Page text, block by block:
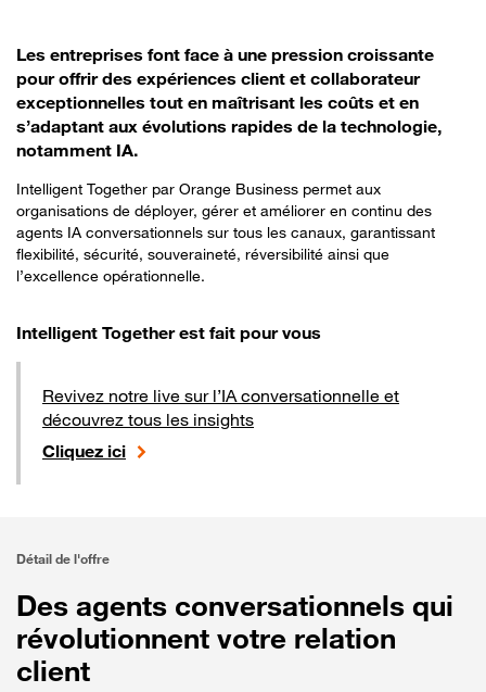
Les entreprises font face à une pression croissante
pour offrir des expériences client et collaborateur
exceptionnelles tout en maîtrisant les coûts et en
s’adaptant aux évolutions rapides de la technologie,
notamment IA.
Intelligent Together par Orange Business permet aux
organisations de déployer, gérer et améliorer en continu des
agents IA conversationnels sur tous les canaux, garantissant
flexibilité, sécurité, souveraineté, réversibilité ainsi que
l’excellence opérationnelle.
Intelligent Together est fait pour vous
Revivez notre live sur l’IA conversationnelle et
découvrez tous les insights
Cliquez ici
Détail de l'offre
Des agents conversationnels qui
révolutionnent votre relation
client